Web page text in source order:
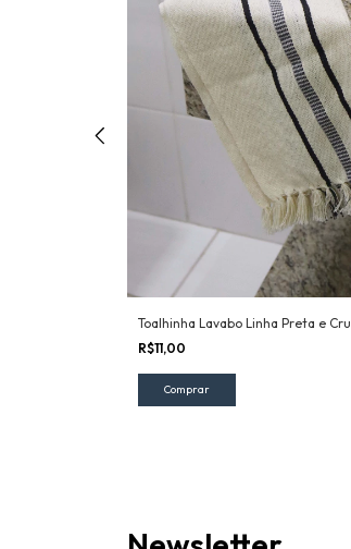
Toalhinha Lavabo Linha Preta e Cru
R$11,00